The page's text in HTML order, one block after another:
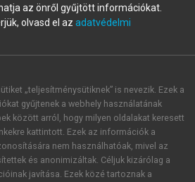
hozz létre új fiókot.
automatikusan
FIÓKKAL
az önről gyűjtött információkat.
olvasd el az adatvédelmi
„teljesítménysütiknek” is nevezik. Ezek a
gyűjtenek a webhely használatának
között arról, hogy milyen oldalakat keresett
kattintott. Ezek az információk a
nem használhatóak, mivel az
és anonimizáltak. Céljuk kizárólag a
javítása. Ezek közé tartoznak a